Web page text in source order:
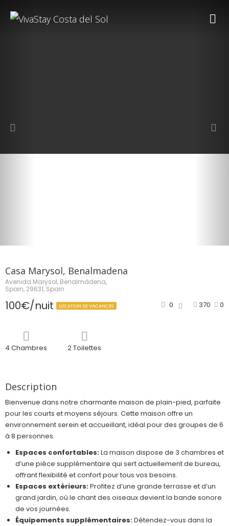
Casa Marysol, Benalmadena
Avenida Marysol, Benalmádena,
Spain, 29631, Spain
100€/nuit LOCATION DE VACANCES 370 0
0
4 Chambres 2 Toilettes
Description
Bienvenue dans notre charmante maison de plain-pied, parfaite
pour les courts et moyens séjours. Cette maison offre un
environnement serein et accueillant, idéal pour des groupes de 6
à 8 personnes.
Espaces confortables:La maison dispose de 3 chambres et
d’une pièce supplémentaire qui sert actuellement de bureau,
offrant flexibilité et confort pour tous vos besoins.
Espaces extérieurs:Profitez d’une grande terrasse et d’un
grand jardin, où le chant des oiseaux devient la bande sonore
de vos journées.
Équipements supplémentaires:Détendez-vous dans la